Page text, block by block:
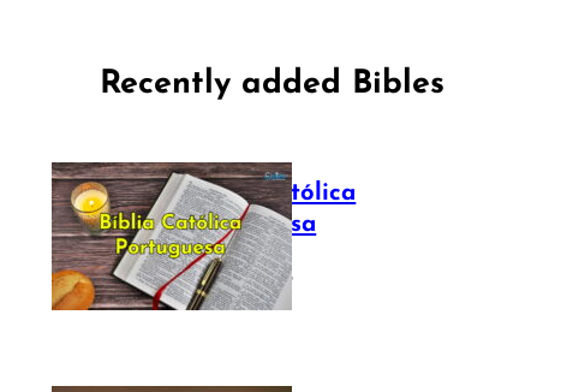
Recently added Bibles
Bíblia Católica
Portuguesa
July 16, 2025